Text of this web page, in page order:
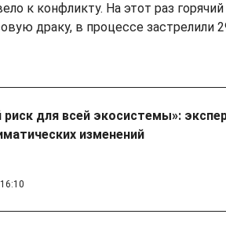
к конфликту. На этот раз горячий
драку, в процессе застрелили
риск для всей экосистемы»:
изменений